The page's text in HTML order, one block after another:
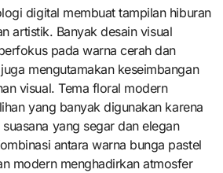
digital membuat tampilan hiburan
artistik. Banyak desain visual
pada warna cerah dan
mengutamakan keseimbangan
visual. Tema floral modern
yang banyak digunakan karena
yang segar dan elegan
antara warna bunga pastel
modern menghadirkan atmosfer